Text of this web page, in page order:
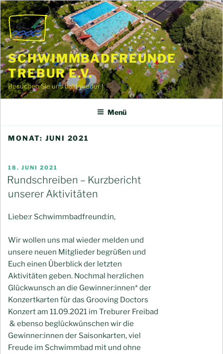
Zum
Inhalt
springen
SCHWIMMBADFREUNDE
TREBUR E.V.
Besuchen Sie uns bald wieder !
Menü
MONAT: JUNI 2021
VERÖFFENTLICHT
AM
18. JUNI 2021
Rundschreiben – Kurzbericht
unserer Aktivitäten
Liebe:r Schwimmbadfreund:in,
Wir wollen uns mal wieder melden und
unsere neuen Mitglieder begrüßen und
Euch einen Überblick der letzten
Aktivitäten geben. Nochmal herzlichen
Glückwunsch an die Gewinner:innen* der
Konzertkarten für das Grooving Doctors
Konzert am 11.09.2021 im Treburer Freibad
& ebenso beglückwünschen wir die
Gewinner:innen der Saisonkarten, viel
Freude im Schwimmbad mit und ohne